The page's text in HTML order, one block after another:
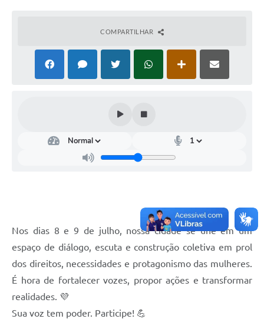
COMPARTILHAR
Nos dias 8 e 9 de julho, nossa cidade se une em um
espaço de diálogo, escuta e construção coletiva em prol
dos direitos, necessidades e protagonismo das mulheres.
É hora de fortalecer vozes, propor ações e transformar
realidades. 💜
Sua voz tem poder. Participe! 💪